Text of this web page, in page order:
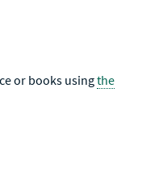
or books usingthe